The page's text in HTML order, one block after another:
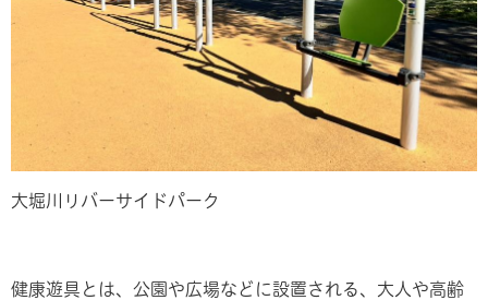
大堀川リバーサイドパーク
健康遊具とは、公園や広場などに設置される、大人や高齢